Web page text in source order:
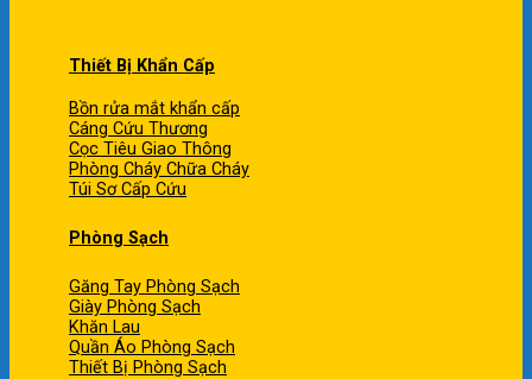
Thiết Bị Khẩn Cấp
Bồn rửa mắt khẩn cấp
Cáng Cứu Thương
Cọc Tiêu Giao Thông
Phòng Cháy Chữa Cháy
Túi Sơ Cấp Cứu
Phòng Sạch
Găng Tay Phòng Sạch
Giày Phòng Sạch
Khăn Lau
Quần Áo Phòng Sạch
Thiết Bị Phòng Sạch